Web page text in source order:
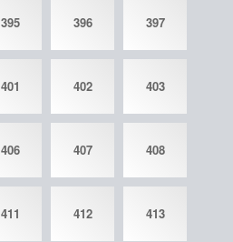
395 396 397
401 402 403
406 407 408
411 412 413